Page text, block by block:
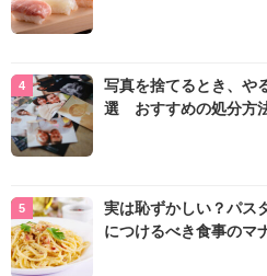
写真を捨てるとき、や
選 おすすめの処分方
実は恥ずかしい？パス
につけるべき食事のマ